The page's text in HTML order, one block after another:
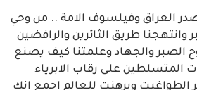
صدر العراق وفيلسوف الامة .. من وحي
وانتهجنا طريق الثائرين والرافضين
الصبر والجهاد وعلمتنا كيف يصنع
المتسلطين على رقاب الابرياء
وبرهنت للعالم اجمع انك